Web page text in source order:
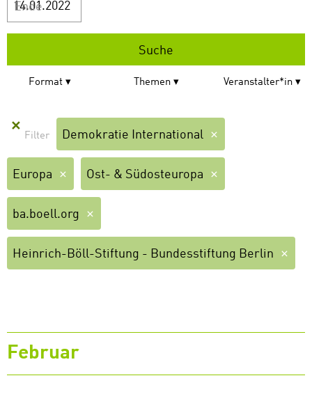
Ende
Format Themen Veranstalter*in
✕
Demokratie International
Europa Ost- & Südosteuropa
ba.boell.org
Heinrich-Böll-Stiftung - Bundesstiftung Berlin
Februar